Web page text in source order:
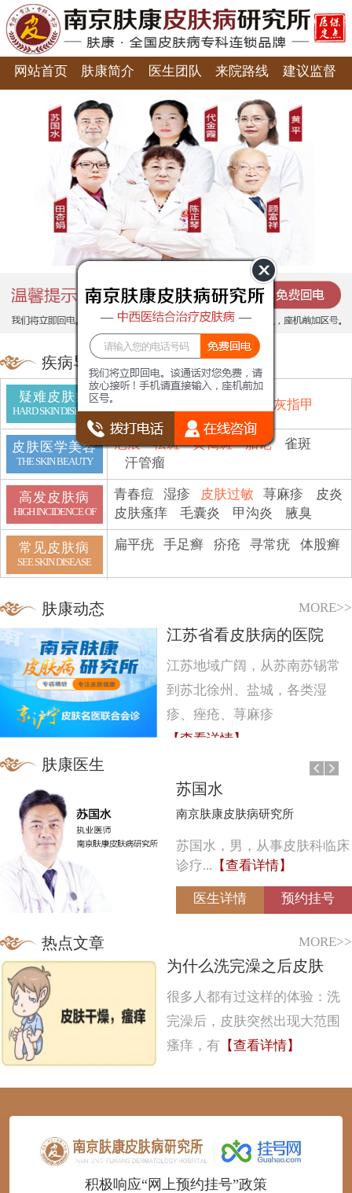
网站首页 肤康简介 医生团队 来院路线 建议监督
疾病导航
疑难皮肤病
HARD SKIN DISEASE 灰指甲
皮肤医学美容
THE SKIN BEAUTY
疤痕 祛斑 黄褐斑 胎记
雀斑
汗管瘤
高发皮肤病
HIGH INCIDENCE OF
青春痘 湿疹 皮肤过敏 荨麻疹
皮炎
皮肤瘙痒
毛囊炎 甲沟炎 腋臭
常见皮肤病
SEE SKIN DISEASE
扁平疣 手足癣 疥疮 寻常疣 体股癣
肤康动态 MORE>>
江苏省看皮肤病的医院
江苏地域广阔，从苏南苏锡常
到苏北徐州、盐城，各类湿
疹、痤疮、荨麻疹
【查看详情】
苏国水
南京肤康皮肤病研究所
苏国水，男，从事皮肤科临床
诊疗... 【查看详情】
医生详情 预约挂号
肤康医生
热点文章 MORE>>
为什么洗完澡之后皮肤
很多人都有过这样的体验：洗
完澡后，皮肤突然出现大范围
瘙痒，有 【查看详情】
123456
积极响应“网上预约挂号”政策